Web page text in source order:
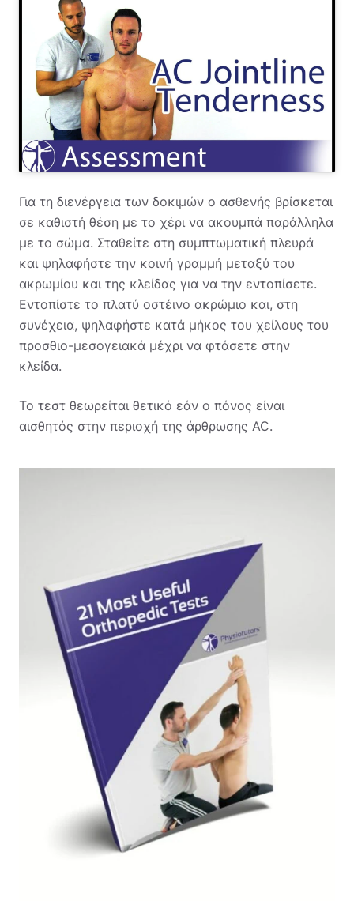
Για τη διενέργεια των δοκιμών ο ασθενής βρίσκεται
σε καθιστή θέση με το χέρι να ακουμπά παράλληλα
με το σώμα. Σταθείτε στη συμπτωματική πλευρά
και ψηλαφήστε την κοινή γραμμή μεταξύ του
ακρωμίου και της κλείδας για να την εντοπίσετε.
Εντοπίστε το πλατύ οστέινο ακρώμιο και, στη
συνέχεια, ψηλαφήστε κατά μήκος του χείλους του
προσθιο-μεσογειακά μέχρι να φτάσετε στην
κλείδα.
Το τεστ θεωρείται θετικό εάν ο πόνος είναι
αισθητός στην περιοχή της άρθρωσης AC.